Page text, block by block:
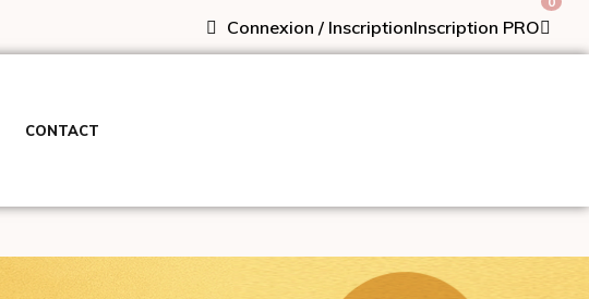
Connexion / InscriptionInscription PRO
CONTACT